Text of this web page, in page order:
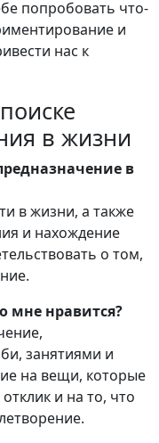
попробовать что-
и
нас к
в жизни
в
в жизни, а также
и нахождение
о том,
мне нравится?
занятиями и
на вещи, которые
и на то, что